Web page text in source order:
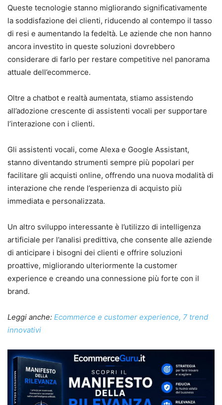
Queste tecnologie stanno migliorando significativamente
la soddisfazione dei clienti, riducendo al contempo il tasso
di resi e aumentando la fedeltà. Le aziende che non hanno
ancora investito in queste soluzioni dovrebbero
considerare di farlo per restare competitive nel panorama
attuale dell’ecommerce.
Oltre a chatbot e realtà aumentata, stiamo assistendo
all’adozione crescente di assistenti vocali per supportare
l’interazione con i clienti.
Gli assistenti vocali, come Alexa e Google Assistant,
stanno diventando strumenti sempre più popolari per
facilitare gli acquisti online, offrendo una nuova modalità di
interazione che rende l’esperienza di acquisto più
immediata e personalizzata.
Un altro sviluppo interessante è l’utilizzo di intelligenza
artificiale per l’analisi predittiva, che consente alle aziende
di anticipare i bisogni dei clienti e offrire soluzioni
proattive, migliorando ulteriormente la customer
experience e creando una connessione più forte con il
brand.
Leggi anche: Ecommerce e customer experience, 7 trend
innovativi